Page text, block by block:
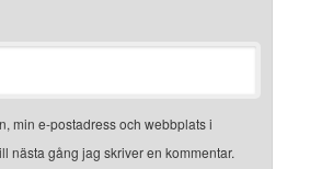
min e-postadress och webbplats i
nästa gång jag skriver en kommentar.